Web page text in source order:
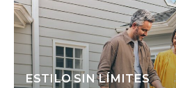
ESTILO SIN LÍMITES